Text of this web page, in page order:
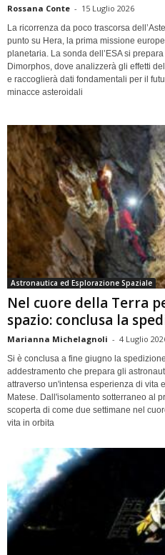
Rossana Conte - 15 Luglio 2026
La ricorrenza da poco trascorsa
punto su Hera, la prima missione
planetaria. La sonda dell’ESA si
Dimorphos, dove analizzerà gli effetti
e raccoglierà dati fondamentali per il
minacce asteroidali
Astronautica ed Esplorazione Spaziale
Nel cuore della Terra
spazio: conclusa la
Marianna Michelagnoli - 4 Luglio
Si è conclusa a fine giugno la
addestramento che prepara gli
attraverso un'intensa esperienza di vita
Matese. Dall'isolamento sotterraneo al
scoperta di come due settimane nel
vita in orbita